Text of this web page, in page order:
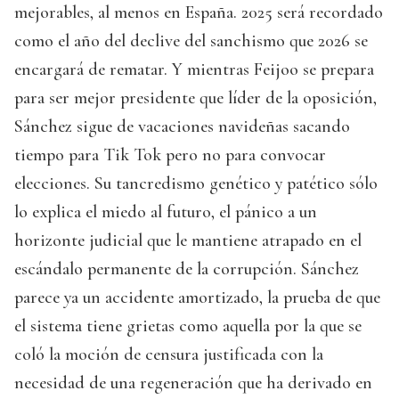
mejorables, al menos en España. 2025 será recordado
como el año del declive del sanchismo que 2026 se
encargará de rematar. Y mientras Feijoo se prepara
para ser mejor presidente que líder de la oposición,
Sánchez sigue de vacaciones navideñas sacando
tiempo para Tik Tok pero no para convocar
elecciones. Su tancredismo genético y patético sólo
lo explica el miedo al futuro, el pánico a un
horizonte judicial que le mantiene atrapado en el
escándalo permanente de la corrupción. Sánchez
parece ya un accidente amortizado, la prueba de que
el sistema tiene grietas como aquella por la que se
coló la moción de censura justificada con la
necesidad de una regeneración que ha derivado en